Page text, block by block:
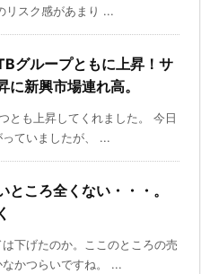
リスク感があまり ...
グループともに上昇！サ
に新興市場連れ高。
とも上昇してくれました。 今日
ていましたが、 ...
ところ全くない・・・。
下げたのか。ここのところの売
かつらいですね。 ...